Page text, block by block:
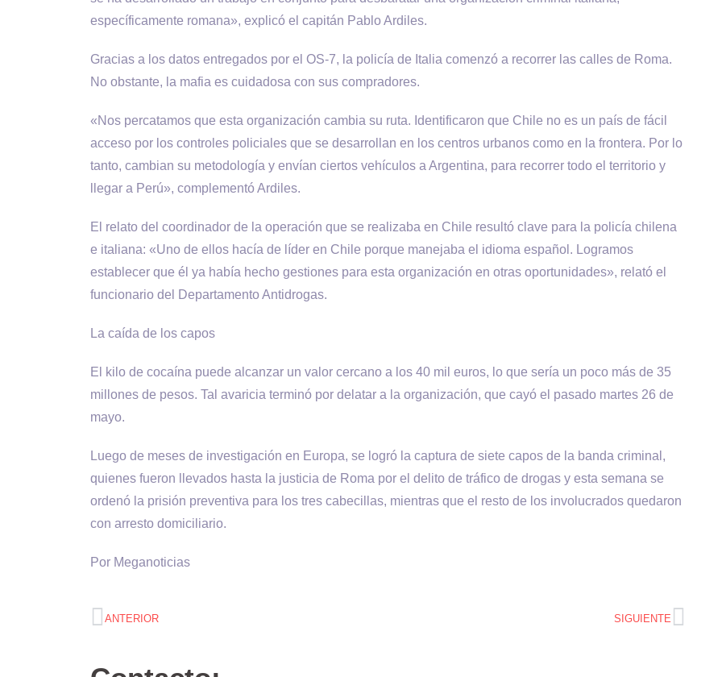
específicamente romana», explicó el capitán Pablo Ardiles.
Gracias a los datos entregados por el OS-7, la policía de Italia comenzó a recorrer las calles de Roma.
No obstante, la mafia es cuidadosa con sus compradores.
«Nos percatamos que esta organización cambia su ruta. Identificaron que Chile no es un país de fácil
acceso por los controles policiales que se desarrollan en los centros urbanos como en la frontera. Por lo
tanto, cambian su metodología y envían ciertos vehículos a Argentina, para recorrer todo el territorio y
llegar a Perú», complementó Ardiles.
El relato del coordinador de la operación que se realizaba en Chile resultó clave para la policía chilena
e italiana: «Uno de ellos hacía de líder en Chile porque manejaba el idioma español. Logramos
establecer que él ya había hecho gestiones para esta organización en otras oportunidades», relató el
funcionario del Departamento Antidrogas.
La caída de los capos
El kilo de cocaína puede alcanzar un valor cercano a los 40 mil euros, lo que sería un poco más de 35
millones de pesos. Tal avaricia terminó por delatar a la organización, que cayó el pasado martes 26 de
mayo.
Luego de meses de investigación en Europa, se logró la captura de siete capos de la banda criminal,
quienes fueron llevados hasta la justicia de Roma por el delito de tráfico de drogas y esta semana se
ordenó la prisión preventiva para los tres cabecillas, mientras que el resto de los involucrados quedaron
con arresto domiciliario.
Por Meganoticias
ANTERIOR SIGUIENTE